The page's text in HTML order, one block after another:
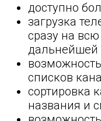
доступно
загрузка
сразу на
дальнейшей
списков
сортировка
названия и